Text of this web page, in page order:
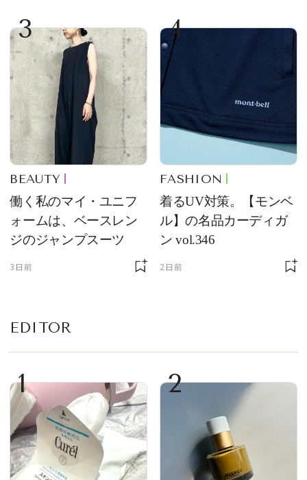
をレビュー。【それい
け！ 良品ハンター】
3
BEAUTY
働く私のマイ・ユニフ
ォームは、ベースレン
ジのジャンプスーツ
3日前
4
FASHION
着るUV対策。【モンベ
ル】の名品カーディガ
ン vol.346
2日前
EDITOR
1 2